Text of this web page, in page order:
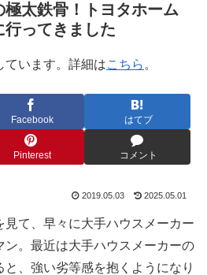
極太鉄骨！トヨタホーム
ってきました
ています。詳細はこちら 。
Facebook はてブ
Pinterest コメント
2019.05.03 2025.05.01
て、早々に大手ハウスメーカー
ン。最近は大手ハウスメーカーの
、強い劣等感を抱くようになり